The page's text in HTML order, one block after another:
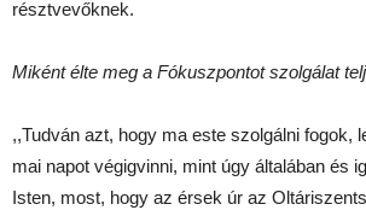
résztvevőknek.
Miként élte meg a Fókuszpontot szolgálat
,,Tudván azt, hogy ma este szolgálni fogok,
mai napot végigvinni, mint úgy általában és
Isten, most, hogy az érsek úr az